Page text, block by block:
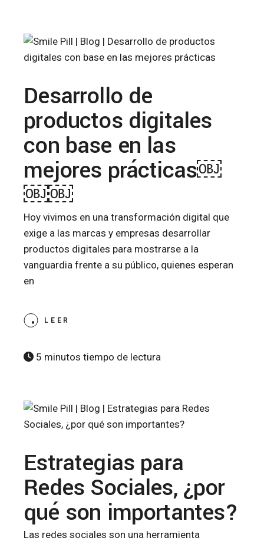
Desarrollo de
productos digitales
con base en las
mejores prácticas￼
￼￼
Hoy vivimos en una transformación digital que
exige a las marcas y empresas desarrollar
productos digitales para mostrarse a la
vanguardia frente a su público, quienes esperan
en
LEER
5 minutos tiempo de lectura
Estrategias para
Redes Sociales, ¿por
qué son importantes?
Las redes sociales son una herramienta